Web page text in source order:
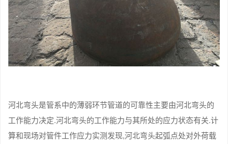
河北弯头是管系中的薄弱环节管道的可靠性主要由河北弯头的
工作能力决定.河北弯头的工作能力与其所处的应力状态有关.计
算和现场对管件工作应力实测发现,河北弯头起弧点处对外荷载